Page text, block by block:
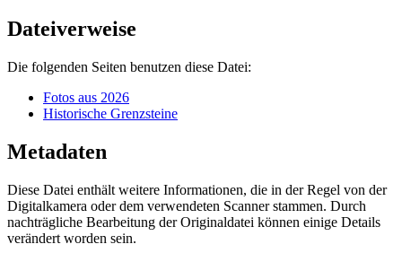
Dateiverweise
Die folgenden Seiten benutzen diese Datei:
Fotos aus 2026
Historische Grenzsteine
Metadaten
Diese Datei enthält weitere Informationen, die in der Regel von der
Digitalkamera oder dem verwendeten Scanner stammen. Durch
nachträgliche Bearbeitung der Originaldatei können einige Details
verändert worden sein.